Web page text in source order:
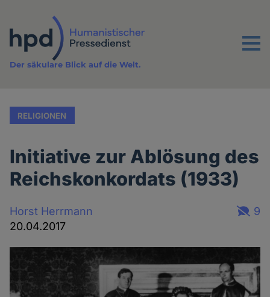
Inhalt
Menu
Der säkulare Blick auf die Welt.
RELIGIONEN
Initiative zur Ablösung des
Reichskonkordats (1933)
Horst Herrmann
20.04.2017
9